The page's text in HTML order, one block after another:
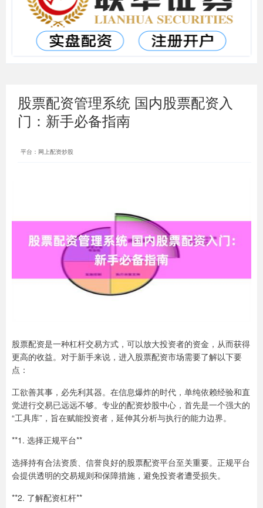
股票配资管理系统 国内股票配资入
门：新手必备指南
平台：网上配资炒股
股票配资是一种杠杆交易方式，可以放大投资者的资金，从而获得
更高的收益。对于新手来说，进入股票配资市场需要了解以下要
点：
工欲善其事，必先利其器。在信息爆炸的时代，单纯依赖经验和直
觉进行交易已远远不够。专业的配资炒股中心，首先是一个强大的
“工具库”，旨在赋能投资者，延伸其分析与执行的能力边界。
**1. 选择正规平台**
选择持有合法资质、信誉良好的股票配资平台至关重要。正规平台
会提供透明的交易规则和保障措施，避免投资者遭受损失。
**2. 了解配资杠杆**